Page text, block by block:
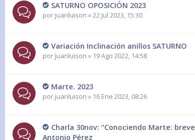
SATURNO OPOSICIÓN 2023
por juanluison » 22 Jul 2023, 15:30
Variación Inclinación anillos SATURNO
por juanluison » 19 Ago 2022, 14:58
Marte. 2023
por juanluison » 16 Ene 2023, 08:26
Charla 30nov: “Conociendo Marte:
Antonio Pérez